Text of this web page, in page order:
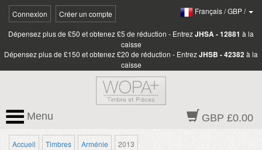
Connexion Créer un compte Français/GBP/
Dépensez plus de £50 et obtenez £5 de réduction - EntrezJHSA - 12881 à la
caisse
Dépensez plus de £150 et obtenez £20 de réduction - EntrezJHSB - 42382à la
caisse
GBP £0.00
Menu
Accueil Timbres Arménie 2013